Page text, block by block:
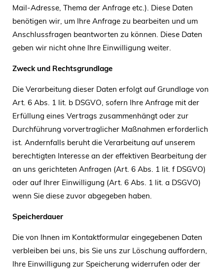
Mail-Adresse, Thema der Anfrage etc.). Diese Daten
benötigen wir, um Ihre Anfrage zu bearbeiten und um
Anschlussfragen beantworten zu können. Diese Daten
geben wir nicht ohne Ihre Einwilligung weiter.
Zweck und Rechtsgrundlage
Die Verarbeitung dieser Daten erfolgt auf Grundlage von
Art. 6 Abs. 1 lit. b DSGVO, sofern Ihre Anfrage mit der
Erfüllung eines Vertrags zusammenhängt oder zur
Durchführung vorvertraglicher Maßnahmen erforderlich
ist. Andernfalls beruht die Verarbeitung auf unserem
berechtigten Interesse an der effektiven Bearbeitung der
an uns gerichteten Anfragen (Art. 6 Abs. 1 lit. f DSGVO)
oder auf Ihrer Einwilligung (Art. 6 Abs. 1 lit. a DSGVO)
wenn Sie diese zuvor abgegeben haben.
Speicherdauer
Die von Ihnen im Kontaktformular eingegebenen Daten
verbleiben bei uns, bis Sie uns zur Löschung auffordern,
Ihre Einwilligung zur Speicherung widerrufen oder der